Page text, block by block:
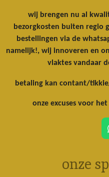
wij brengen nu al
bezorgkosten buiten regio
bestellingen via de
namelijk!, wij innoveren en
vlaktes vandaar
betaling kan contant/
onze excuses voor
onze